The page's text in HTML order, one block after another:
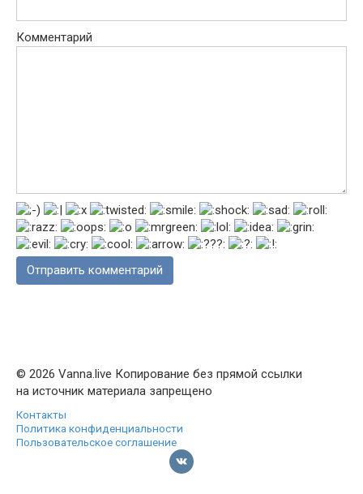
Комментарий
© 2026 Vanna.live Копирование без прямой ссылки
на источник материала запрещено
Контакты
Политика конфиденциальности
Пользовательское соглашение